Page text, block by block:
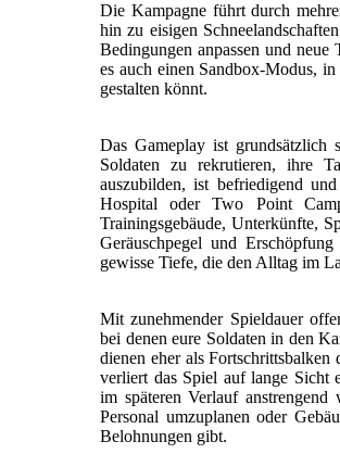
Die Kampagne führt durch
hin zu eisigen
Bedingungen anpassen und
es auch einen Sandbox-Modus,
gestalten könnt.
Das Gameplay ist
Soldaten zu rekrutieren, ihre
auszubilden, ist befriedigend
Hospital oder Two Point
Trainingsgebäude, Unterkünfte,
Geräuschpegel und
gewisse Tiefe, die den Alltag im
Mit zunehmender Spieldauer
bei denen eure Soldaten in den
dienen eher als
verliert das Spiel auf lange Sicht
im späteren Verlauf
Personal umzuplanen oder
Belohnungen gibt.